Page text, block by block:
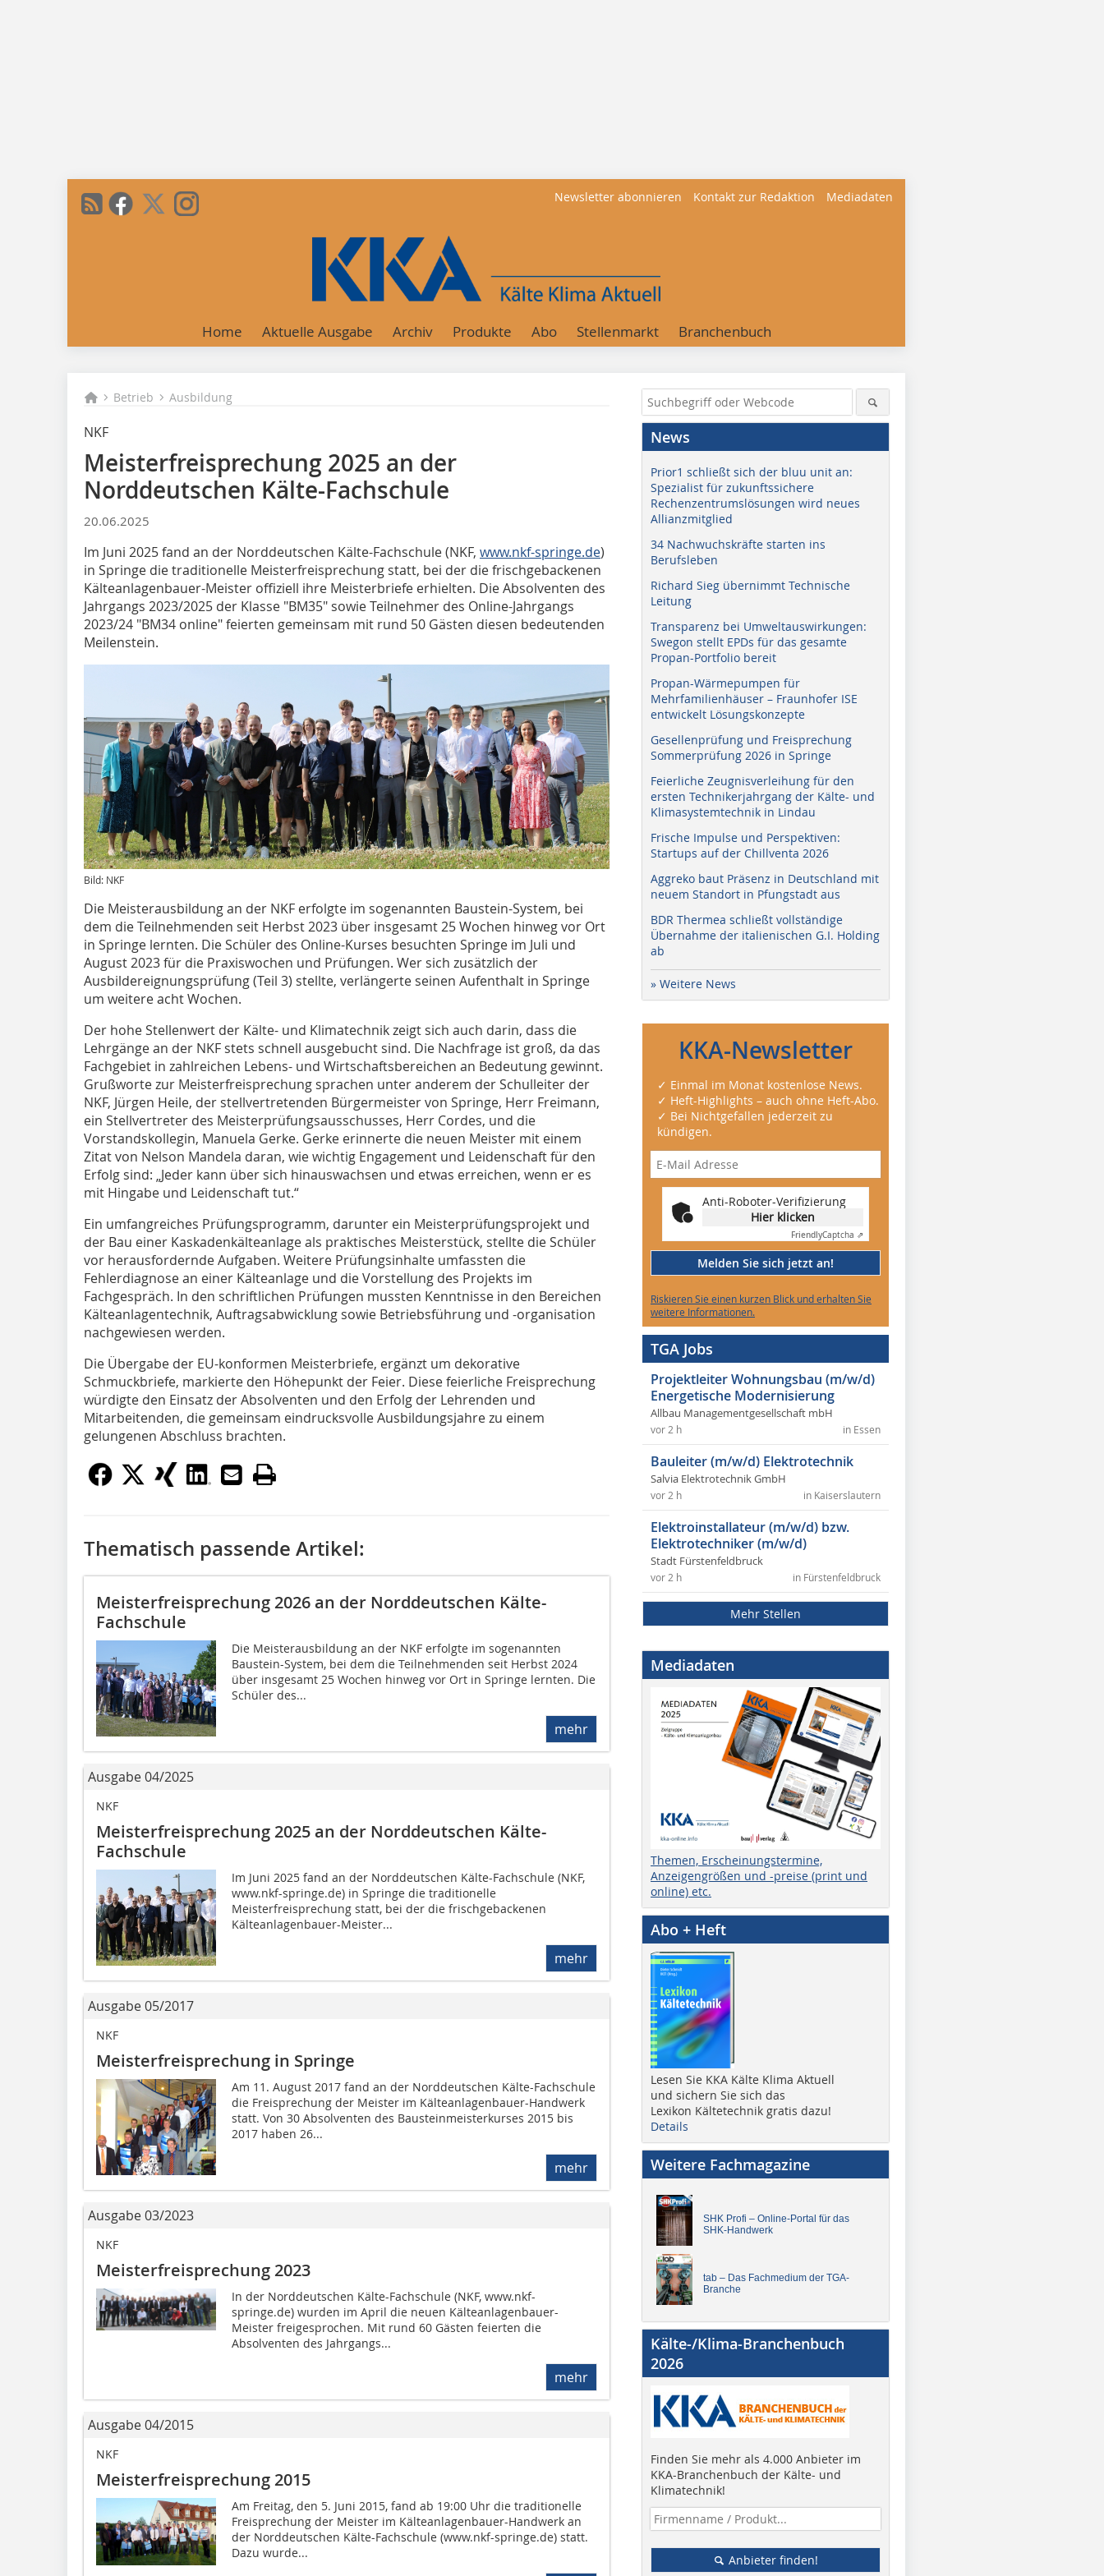
Newsletter abonnieren Kontakt zur Redaktion Mediadaten
Home Aktuelle Ausgabe Archiv Produkte Abo Stellenmarkt Branchenbuch
Betrieb Ausbildung
NKF
Meisterfreisprechung 2025 an der
Norddeutschen Kälte-Fachschule
20.06.2025
Im Juni 2025 fand an der Norddeutschen Kälte-Fachschule (NKF, www.nkf-springe.de)
in Springe die traditionelle Meisterfreisprechung statt, bei der die frischgebackenen
Kälteanlagenbauer-Meister offiziell ihre Meisterbriefe erhielten. Die Absolventen des
Jahrgangs 2023/2025 der Klasse "BM35" sowie Teilnehmer des Online-Jahrgangs
2023/24 "BM34 online" feierten gemeinsam mit rund 50 Gästen diesen bedeutenden
Meilenstein.
Bild: NKF
Die Meisterausbildung an der NKF erfolgte im sogenannten Baustein-System, bei
dem die Teilnehmenden seit Herbst 2023 über insgesamt 25 Wochen hinweg vor Ort
in Springe lernten. Die Schüler des Online-Kurses besuchten Springe im Juli und
August 2023 für die Praxiswochen und Prüfungen. Wer sich zusätzlich der
Ausbildereignungsprüfung (Teil 3) stellte, verlängerte seinen Aufenthalt in Springe
um weitere acht Wochen.
Der hohe Stellenwert der Kälte- und Klimatechnik zeigt sich auch darin, dass die
Lehrgänge an der NKF stets schnell ausgebucht sind. Die Nachfrage ist groß, da das
Fachgebiet in zahlreichen Lebens- und Wirtschaftsbereichen an Bedeutung gewinnt.
Grußworte zur Meisterfreisprechung sprachen unter anderem der Schulleiter der
NKF, Jürgen Heile, der stellvertretenden Bürgermeister von Springe, Herr Freimann,
ein Stellvertreter des Meisterprüfungsausschusses, Herr Cordes, und die
Vorstandskollegin, Manuela Gerke. Gerke erinnerte die neuen Meister mit einem
Zitat von Nelson Mandela daran, wie wichtig Engagement und Leidenschaft für den
Erfolg sind: „Jeder kann über sich hinauswachsen und etwas erreichen, wenn er es
mit Hingabe und Leidenschaft tut.“
Ein umfangreiches Prüfungsprogramm, darunter ein Meisterprüfungsprojekt und
der Bau einer Kaskadenkälteanlage als praktisches Meisterstück, stellte die Schüler
vor herausfordernde Aufgaben. Weitere Prüfungsinhalte umfassten die
Fehlerdiagnose an einer Kälteanlage und die Vorstellung des Projekts im
Fachgespräch. In den schriftlichen Prüfungen mussten Kenntnisse in den Bereichen
Kälteanlagentechnik, Auftragsabwicklung sowie Betriebsführung und -organisation
nachgewiesen werden.
Die Übergabe der EU-konformen Meisterbriefe, ergänzt um dekorative
Schmuckbriefe, markierte den Höhepunkt der Feier. Diese feierliche Freisprechung
würdigte den Einsatz der Absolventen und den Erfolg der Lehrenden und
Mitarbeitenden, die gemeinsam eindrucksvolle Ausbildungsjahre zu einem
gelungenen Abschluss brachten.
Thematisch passende Artikel:
Meisterfreisprechung 2026 an der Norddeutschen Kälte-
Fachschule
Die Meisterausbildung an der NKF erfolgte im sogenannten
Baustein-System, bei dem die Teilnehmenden seit Herbst 2024
über insgesamt 25 Wochen hinweg vor Ort in Springe lernten. Die
Schüler des...
mehr
Ausgabe 04/2025
NKF
Meisterfreisprechung 2025 an der Norddeutschen Kälte-
Fachschule
Im Juni 2025 fand an der Norddeutschen Kälte-Fachschule (NKF,
www.nkf-springe.de) in Springe die traditionelle
Meisterfreisprechung statt, bei der die frischgebackenen
Kälteanlagenbauer-Meister...
mehr
Ausgabe 05/2017
NKF
Meisterfreisprechung in Springe
Am 11. August 2017 fand an der Norddeutschen Kälte-Fachschule
die Freisprechung der Meister im Kälteanlagenbauer-Handwerk
statt. Von 30 Absolventen des Bausteinmeisterkurses 2015 bis
2017 haben 26...
mehr
Ausgabe 03/2023
NKF
Meisterfreisprechung 2023
In der Norddeutschen Kälte-Fachschule (NKF, www.nkf-
springe.de) wurden im April die neuen Kälteanlagenbauer-
Meister freigesprochen. Mit rund 60 Gästen feierten die
Absolventen des Jahrgangs...
mehr
Ausgabe 04/2015
NKF
Meisterfreisprechung 2015
Am Freitag, den 5. Juni 2015, fand ab 19:00 Uhr die traditionelle
Freisprechung der Meister im Kälteanlagenbauer-Handwerk an
der Norddeutschen Kälte-Fachschule (www.nkf-springe.de) statt.
Dazu wurde...
News
Prior1 schließt sich der bluu unit an:
Spezialist für zukunftssichere
Rechenzentrumslösungen wird neues
Allianzmitglied
34 Nachwuchskräfte starten ins
Berufsleben
Richard Sieg übernimmt Technische
Leitung
Transparenz bei Umweltauswirkungen:
Swegon stellt EPDs für das gesamte
Propan-Portfolio bereit
Propan-Wärmepumpen für
Mehrfamilienhäuser – Fraunhofer ISE
entwickelt Lösungskonzepte
Gesellenprüfung und Freisprechung
Sommerprüfung 2026 in Springe
Feierliche Zeugnisverleihung für den
ersten Technikerjahrgang der Kälte- und
Klimasystemtechnik in Lindau
Frische Impulse und Perspektiven:
Startups auf der Chillventa 2026
Aggreko baut Präsenz in Deutschland mit
neuem Standort in Pfungstadt aus
BDR Thermea schließt vollständige
Übernahme der italienischen G.I. Holding
ab
» Weitere News
KKA-Newsletter
✓ Einmal im Monat kostenlose News.
✓ Heft-Highlights – auch ohne Heft-Abo.
✓ Bei Nichtgefallen jederzeit zu
kündigen.
Anti-Roboter-Verifizierung
Hier klicken
FriendlyCaptcha ⇗
Melden Sie sich jetzt an!
Riskieren Sie einen kurzen Blick und erhalten Sie
weitere Informationen.
TGA Jobs
Projektleiter Wohnungsbau (m/w/d)
Energetische Modernisierung
Allbau Managementgesellschaft mbH
in Essen
vor 2 h
Bauleiter (m/w/d) Elektrotechnik
Salvia Elektrotechnik GmbH
in Kaiserslautern
vor 2 h
Elektroinstallateur (m/w/d) bzw.
Elektrotechniker (m/w/d)
Stadt Fürstenfeldbruck
in Fürstenfeldbruck
vor 2 h
Mehr Stellen
Mediadaten
Themen, Erscheinungstermine,
Anzeigengrößen und -preise (print und
online) etc.
Abo + Heft
Lesen Sie KKA Kälte Klima Aktuell
und sichern Sie sich das
Lexikon Kältetechnik gratis dazu!
Details
Weitere Fachmagazine
SHK Profi – Online-Portal für das
SHK-Handwerk
tab – Das Fachmedium der TGA-
Branche
Kälte-/Klima-Branchenbuch
2026
Finden Sie mehr als 4.000 Anbieter im
KKA-Branchenbuch der Kälte- und
Klimatechnik!
Anbieter finden!